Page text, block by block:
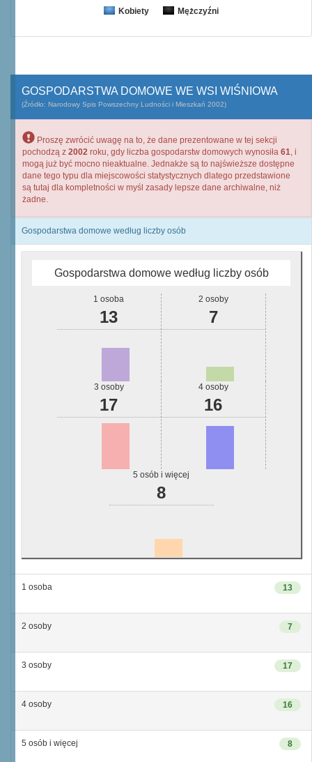
Kobiety Mężczyźni
GOSPODARSTWA DOMOWE WE WSI WIŚNIOWA
(Źródło: Narodowy Spis Powszechny Ludności i Mieszkań 2002)
Proszę zwrócić uwagę na to, że dane prezentowane w tej sekcji
pochodzą z 2002 roku, gdy liczba gospodarstw domowych wynosiła 61, i
mogą już być mocno nieaktualne. Jednakże są to najświeższe dostępne
dane tego typu dla miejscowości statystycznych dlatego przedstawione
są tutaj dla kompletności w myśl zasady lepsze dane archiwalne, niż
żadne.
Gospodarstwa domowe według liczby osób
Gospodarstwa domowe według liczby osób
1 osoba
13
2 osoby
7
3 osoby
17
4 osoby
16
5 osób i więcej
8
13
1 osoba
7
2 osoby
17
3 osoby
16
4 osoby
8
5 osób i więcej